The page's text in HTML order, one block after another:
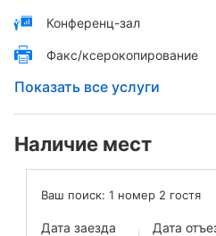
Конференц-зал
Факс/ксерокопирование
Показать все услуги
Наличие мест
Ваш поиск: 1 номер 2 гостя
Дата заезда Дата